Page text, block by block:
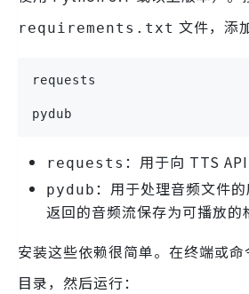
requirements.txt 文件，添
requests
pydub
requests ：用于向 TTS
pydub ：用于处理音频文件
返回的音频流保存为可播放的
安装这些依赖很简单。在终端或
目录，然后运行：